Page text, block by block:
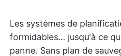
Les systèmes de
formidables... jusqu'à ce
panne. Sans plan de